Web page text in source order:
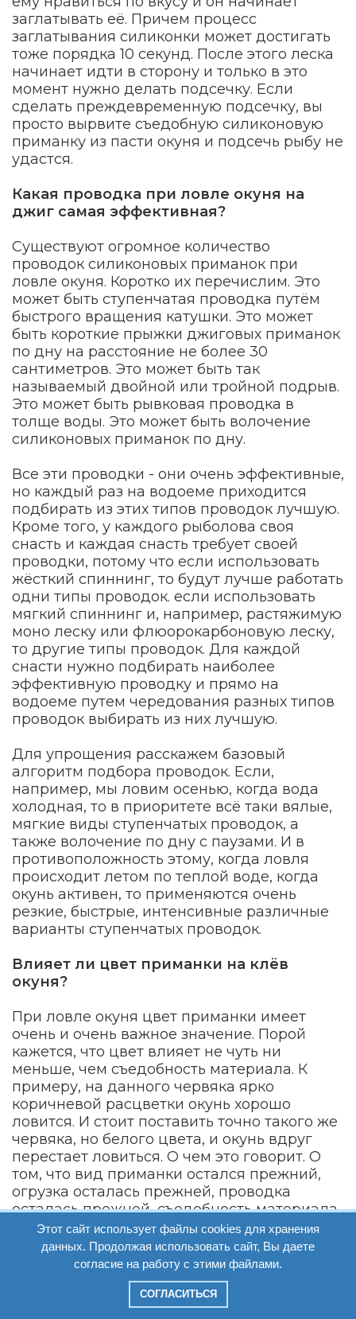
заглатывать её. Причем процесс
заглатывания силиконки может достигать
тоже порядка 10 секунд. После этого леска
начинает идти в сторону и только в это
момент нужно делать подсечку. Если
сделать преждевременную подсечку, вы
просто вырвите съедобную силиконовую
приманку из пасти окуня и подсечь рыбу не
удастся.
Какая проводка при ловле окуня на
джиг самая эффективная?
Существуют огромное количество
проводок силиконовых приманок при
ловле окуня. Коротко их перечислим. Это
может быть ступенчатая проводка путём
быстрого вращения катушки. Это может
быть короткие прыжки джиговых приманок
по дну на расстояние не более 30
сантиметров. Это может быть так
называемый двойной или тройной подрыв.
Это может быть рывковая проводка в
толще воды. Это может быть волочение
силиконовых приманок по дну.
Все эти проводки - они очень эффективные,
но каждый раз на водоеме приходится
подбирать из этих типов проводок лучшую.
Кроме того, у каждого рыболова своя
снасть и каждая снасть требует своей
проводки, потому что если использовать
жёсткий спиннинг, то будут лучше работать
одни типы проводок. если использовать
мягкий спиннинг и, например, растяжимую
моно леску или флюорокарбоновую леску,
то другие типы проводок. Для каждой
снасти нужно подбирать наиболее
эффективную проводку и прямо на
водоеме путем чередования разных типов
проводок выбирать из них лучшую.
Для упрощения расскажем базовый
алгоритм подбора проводок. Если,
например, мы ловим осенью, когда вода
холодная, то в приоритете всё таки вялые,
мягкие виды ступенчатых проводок, а
также волочение по дну с паузами. И в
противоположность этому, когда ловля
происходит летом по теплой воде, когда
окунь активен, то применяются очень
резкие, быстрые, интенсивные различные
варианты ступенчатых проводок.
Влияет ли цвет приманки на клёв
окуня?
При ловле окуня цвет приманки имеет
очень и очень важное значение. Порой
кажется, что цвет влияет не чуть ни
меньше, чем съедобность материала. К
примеру, на данного червяка ярко
коричневой расцветки окунь хорошо
ловится. И стоит поставить точно такого же
червяка, но белого цвета, и окунь вдруг
перестает ловиться. О чем это говорит. О
том, что вид приманки остался прежний,
огрузка осталась прежней, проводка
осталась прежней, съедобность материала
та же самая, запах тот же самый, но цвет не
попадает и окунь вдруг перестает
ловиться.
В приоритете при ловле окуня всё таки не
Этот сайт использует файлы cookies для хранения
данных. Продолжая использовать сайт, Вы даете
согласие на работу с этими файлами.
СОГЛАСИТЬСЯ